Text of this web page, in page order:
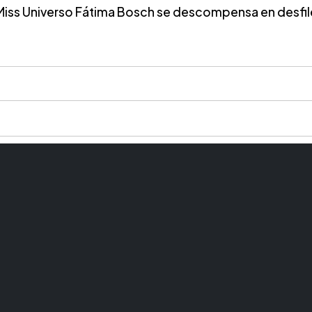
Universo Fátima Bosch se descompensa en